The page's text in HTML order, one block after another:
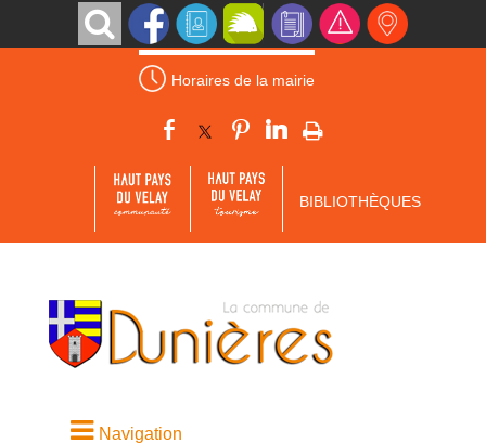
Horaires de la mairie
BIBLIOTHÈQUES
Navigation